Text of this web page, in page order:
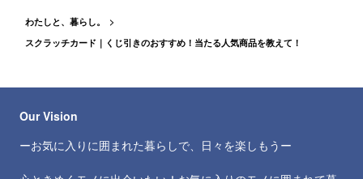
わたしと、暮らし。
スクラッチカード｜くじ引きのおすすめ！当たる人気商品を教えて！
Our Vision
ーお気に入りに囲まれた暮らしで、日々を楽しもうー